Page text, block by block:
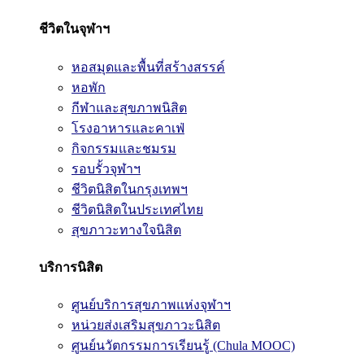
ชีวิตในจุฬาฯ
หอสมุดและพื้นที่สร้างสรรค์
หอพัก
กีฬาและสุขภาพนิสิต
โรงอาหารและคาเฟ่
กิจกรรมและชมรม
รอบรั้วจุฬาฯ
ชีวิตนิสิตในกรุงเทพฯ
ชีวิตนิสิตในประเทศไทย
สุขภาวะทางใจนิสิต
บริการนิสิต
ศูนย์บริการสุขภาพแห่งจุฬาฯ
หน่วยส่งเสริมสุขภาวะนิสิต
ศูนย์นวัตกรรมการเรียนรู้ (Chula MOOC)